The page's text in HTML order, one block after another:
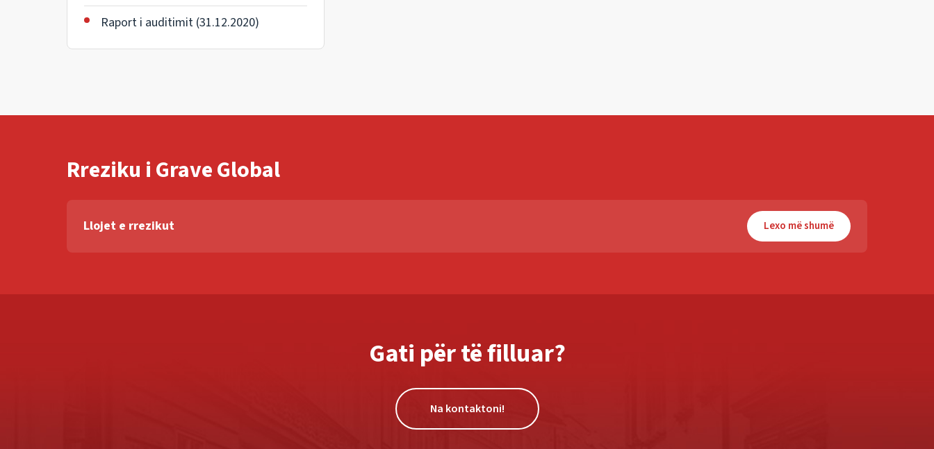
Raport i auditimit (31.12.2020)
Rreziku i Grave Global
Llojet e rrezikut Lexo më shumë
Gati për të filluar?
Na kontaktoni!